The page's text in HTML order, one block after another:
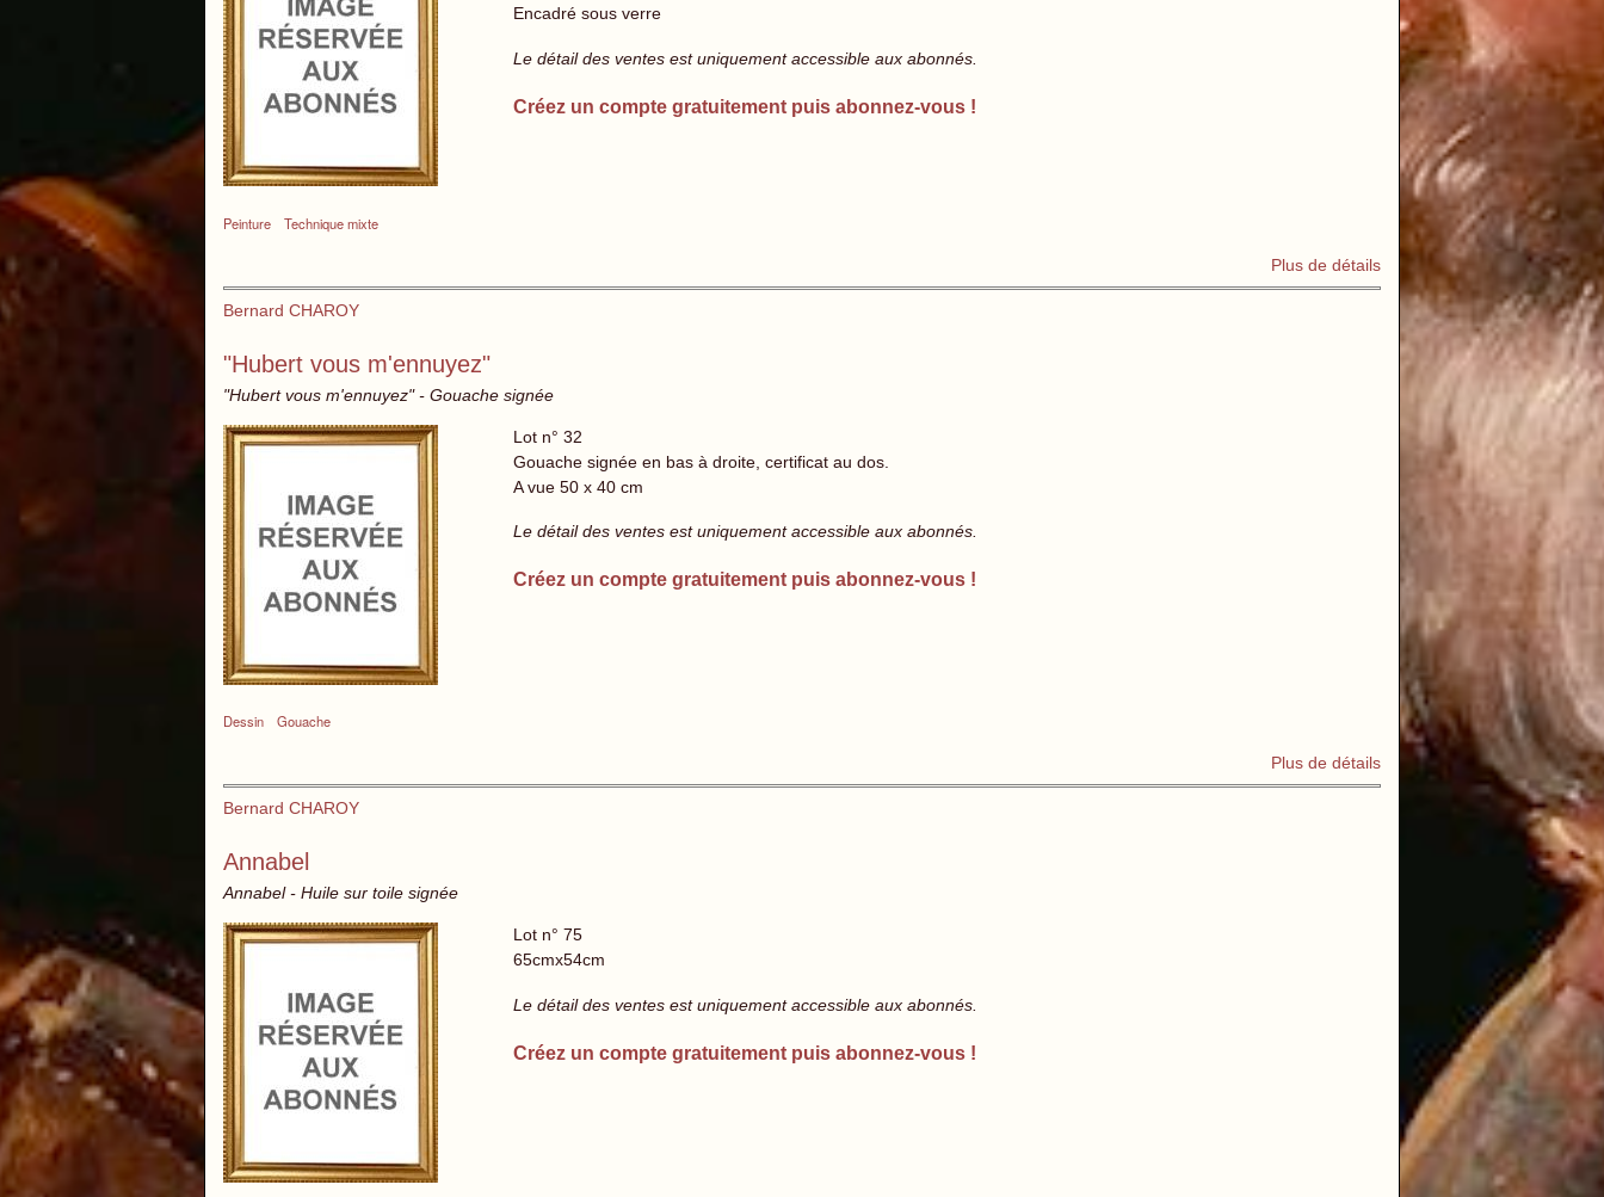
Peinture Technique mixte
Encadré sous verre
Le détail des ventes est uniquement accessible aux abonnés.
Créez un compte gratuitement puis abonnez-vous !
Plus de détails
Bernard CHAROY
"Hubert vous m'ennuyez"
"Hubert vous m'ennuyez" - Gouache signée
Dessin Gouache
Lot n° 32
Gouache signée en bas à droite, certificat au dos.
A vue 50 x 40 cm
Le détail des ventes est uniquement accessible aux abonnés.
Créez un compte gratuitement puis abonnez-vous !
Plus de détails
Bernard CHAROY
Annabel
Annabel - Huile sur toile signée
Lot n° 75
65cmx54cm
Le détail des ventes est uniquement accessible aux abonnés.
Créez un compte gratuitement puis abonnez-vous !